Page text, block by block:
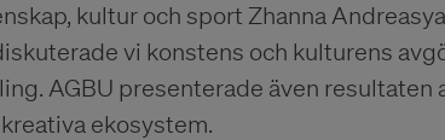
kultur och sport Zhanna
vi konstens och kulturens
AGBU presenterade även resultaten
ekosystem.